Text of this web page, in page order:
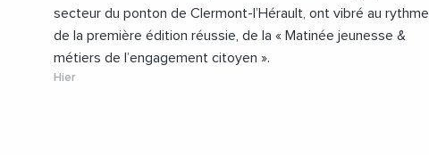
secteur du ponton de Clermont-l’Hérault, ont vibré au rythme
de la première édition réussie, de la « Matinée jeunesse &
métiers de l’engagement citoyen ».
Hier